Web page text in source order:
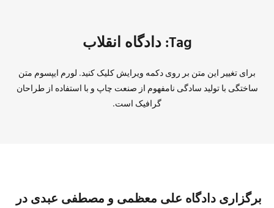
Tag: دادگاه انقلاب
برای تغییر این متن بر روی دکمه ویرایش کلیک کنید. لورم ایپسوم متن
ساختگی با تولید سادگی نامفهوم از صنعت چاپ و با استفاده از طراحان
گرافیک است.
برگزاری دادگاه علی معظمی و مصطفی عبدی در